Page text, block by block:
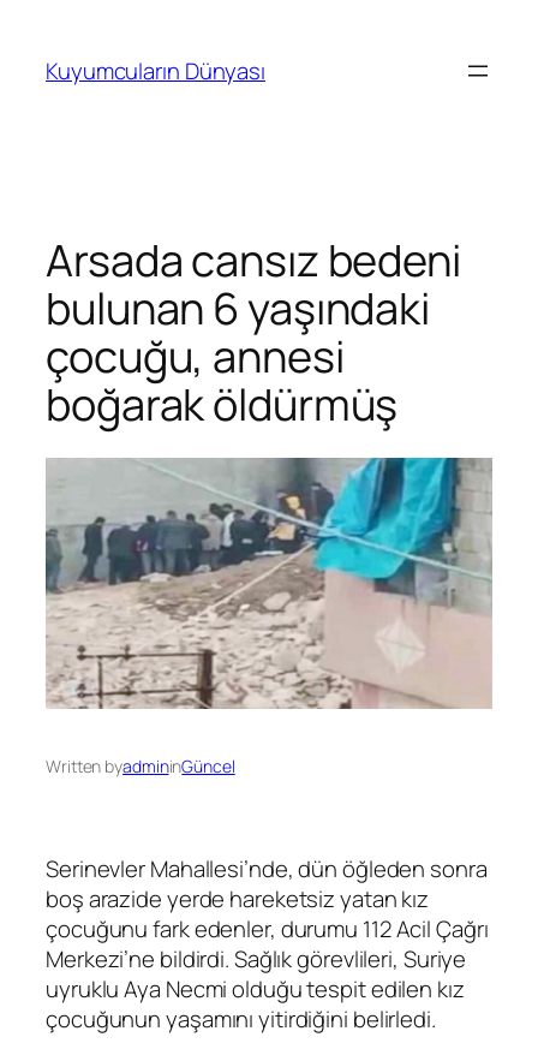
Kuyumcuların Dünyası
Arsada cansız bedeni
bulunan 6 yaşındaki
çocuğu, annesi
boğarak öldürmüş
Written byadmininGüncel
Serinevler Mahallesi’nde, dün öğleden sonra
boş arazide yerde hareketsiz yatan kız
çocuğunu fark edenler, durumu 112 Acil Çağrı
Merkezi’ne bildirdi. Sağlık görevlileri, Suriye
uyruklu Aya Necmi olduğu tespit edilen kız
çocuğunun yaşamını yitirdiğini belirledi.